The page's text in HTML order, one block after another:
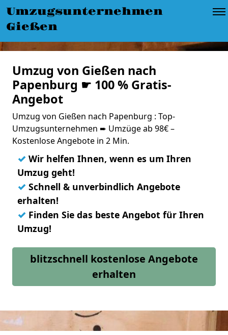
Umzugsunternehmen
Gießen
Umzug von Gießen nach
Papenburg ☛ 100 % Gratis-
Angebot
Umzug von Gießen nach Papenburg : Top-
Umzugsunternehmen ➨ Umzüge ab 98€ –
Kostenlose Angebote in 2 Min.
✓ Wir helfen Ihnen, wenn es um Ihren
Umzug geht!
✓ Schnell & unverbindlich Angebote
erhalten!
✓ Finden Sie das beste Angebot für Ihren
Umzug!
blitzschnell kostenlose Angebote
erhalten